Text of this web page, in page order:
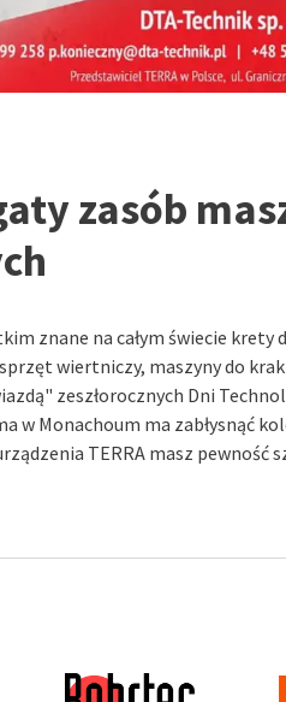
zasób
znane na całym świecie
wiertniczy, maszyny do
zeszłorocznych Dni
w Monachoum ma zabłysnąć
TERRA masz pewność